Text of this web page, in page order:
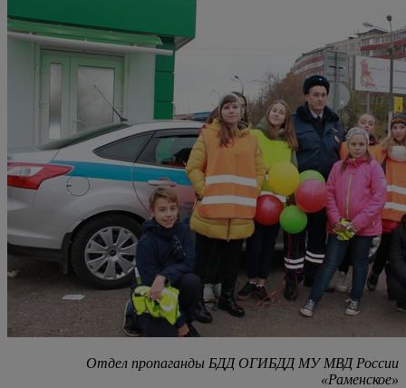
Отдел пропаганды БДД ОГИБДД МУ МВД России
«Раменское»